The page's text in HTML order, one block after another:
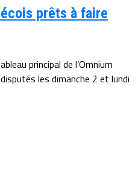
prêts à faire
principal de l’Omnium
les dimanche 2 et lundi